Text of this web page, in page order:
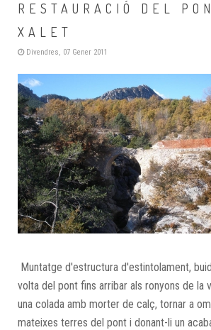
RESTAURACIÓ DEL
XALET
Divendres, 07 Gener 2011
Muntatge d'estructura d'estintolament,
volta del pont fins arribar als ronyons de la
una colada amb morter de calç, tornar a
mateixes terres del pont i donant-li un